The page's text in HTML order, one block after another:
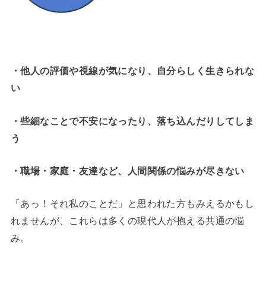
・他人の評価や視線が気になり、自分らしく生きられな
い
・些細なことで不安になったり、落ち込んだりしてしま
う
・職場・家庭・友達など、人間関係の悩みが尽きない
「あっ！それ私のことだ」と思われた方もみえるかもし
れませんが、これらは多くの現代人が抱える共通の悩
み。